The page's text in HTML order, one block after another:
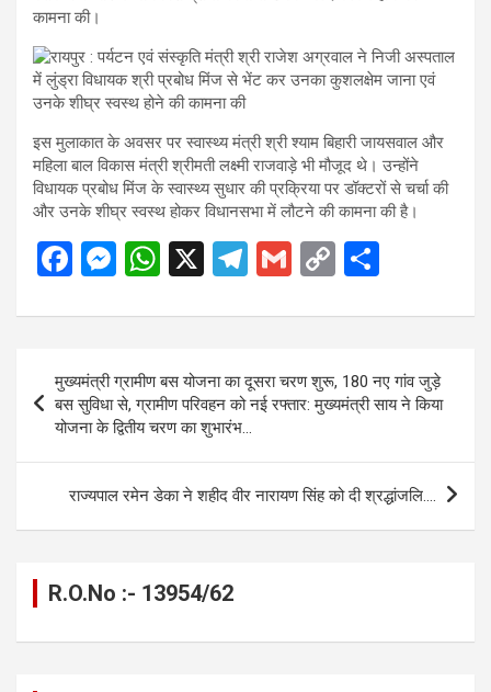
कामना की।
इस मुलाकात के अवसर पर स्वास्थ्य मंत्री श्री श्याम बिहारी जायसवाल और
महिला बाल विकास मंत्री श्रीमती लक्ष्मी राजवाड़े भी मौजूद थे। उन्होंने
विधायक प्रबोध मिंज के स्वास्थ्य सुधार की प्रक्रिया पर डॉक्टरों से चर्चा की
और उनके शीघ्र स्वस्थ होकर विधानसभा में लौटने की कामना की है।
F
ce
b
o
o
k
M
se
g
er
W
at
A
p
p
X
T
e
a
m
G
ail
C
py
Li
n
ar
navigation
मुख्यमंत्री ग्रामीण बस योजना का दूसरा चरण शुरू, 180 नए गांव जुड़े
बस सुविधा से, ग्रामीण परिवहन को नई रफ्तार: मुख्यमंत्री साय ने किया
योजना के द्वितीय चरण का शुभारंभ…
राज्यपाल रमेन डेका ने शहीद वीर नारायण सिंह को दी श्रद्धांजलि….
R.O.No :- 13954/62